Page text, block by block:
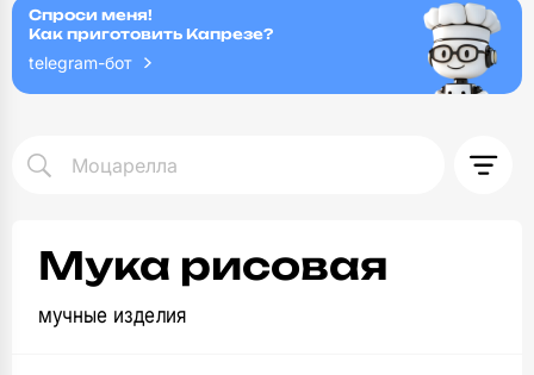
Спроси меня!
Как приготовить Капрезе?
telegram-бот
Мука рисовая
мучные изделия